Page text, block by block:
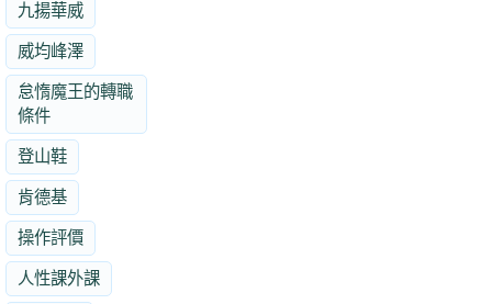
九揚華威
威均峰澤
怠惰魔王的轉職
條件
登山鞋
肯德基
操作評價
人性課外課